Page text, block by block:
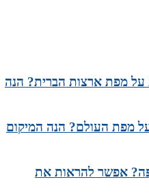
על מפת ארצות הברית? הנה
מפת העולם? הנה המיקום
אפשר להראות את